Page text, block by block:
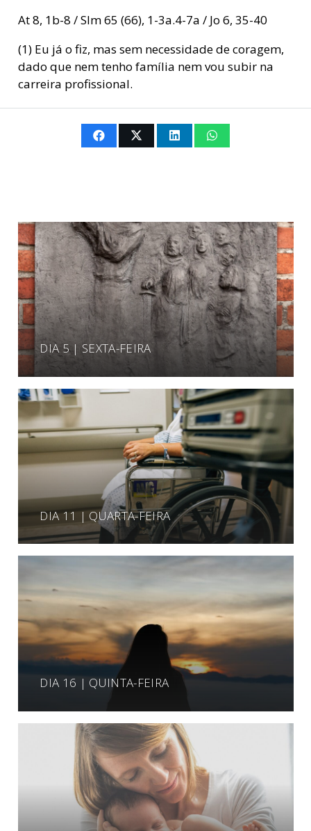
At 8, 1b-8 / Slm 65 (66), 1-3a.4-7a / Jo 6, 35-40
(1) Eu já o fiz, mas sem necessidade de coragem,
dado que nem tenho família nem vou subir na
carreira profissional.
DIA 5 | SEXTA-FEIRA
DIA 11 | QUARTA-FEIRA
DIA 16 | QUINTA-FEIRA